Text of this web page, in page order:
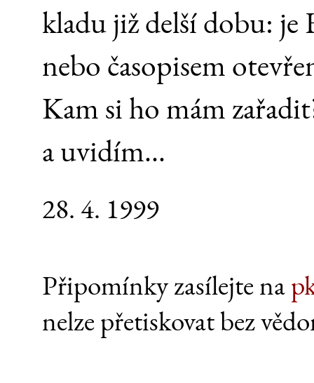
kladu již delší dobu: je
nebo časopisem
Kam si ho mám
a uvidím...
28. 4. 1999
Připomínky zasílejte na
nelze přetiskovat bez